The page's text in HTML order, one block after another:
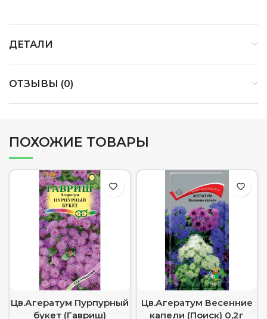
ДЕТАЛИ
ОТЗЫВЫ (0)
ПОХОЖИЕ ТОВАРЫ
Цв.Агератум Пурпурный
букет (Гавриш)
Цв.Агератум Весенние
капели (Поиск) 0,2г